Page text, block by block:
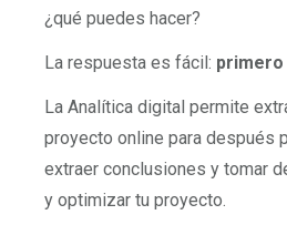
¿qué puedes hacer?
La respuesta es fácil: primero
La Analítica digital permite
proyecto online para después
extraer conclusiones y tomar
y optimizar tu proyecto.